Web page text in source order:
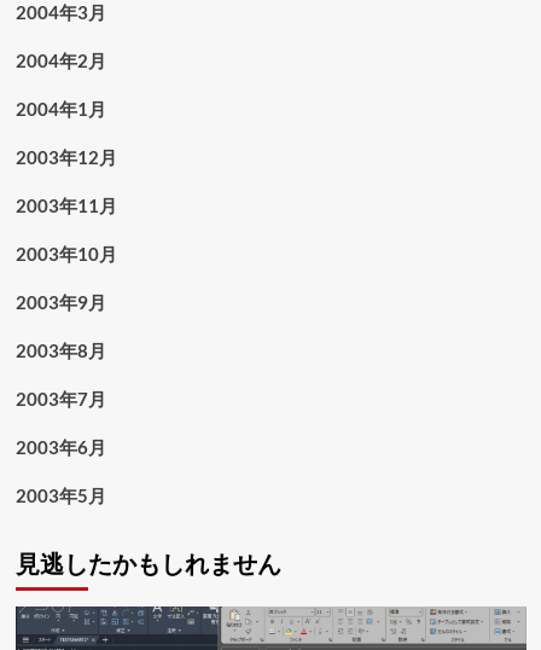
2004年3月
2004年2月
2004年1月
2003年12月
2003年11月
2003年10月
2003年9月
2003年8月
2003年7月
2003年6月
2003年5月
見逃したかもしれません